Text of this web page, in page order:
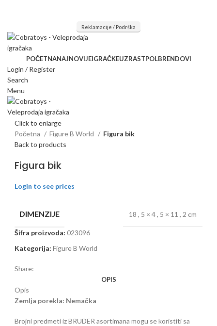
Reklamacije / Podrška
POČETNANAJNOVIJEIGRAČKEUZRASTPOLBRENDOVI
Login / Register
Search
Menu
Click to enlarge
Početna
Figure B World
Figura bik
Back to products
Figura bik
Login to see prices
DIMENZIJE 18 , 5 × 4, 5 × 11 , 2 cm
Šifra proizvoda: 023096
Kategorija: Figure B World
Share:
OPIS
Opis
Zemlja porekla: Nemačka
Brojni predmeti iz BRUDER asortimana mogu se koristiti sa